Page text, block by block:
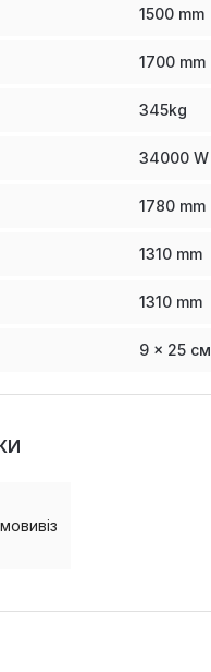
1500 mm
1700 mm
345kg
34000 W
1780 mm
1310 mm
1310 mm
9 x 25 см